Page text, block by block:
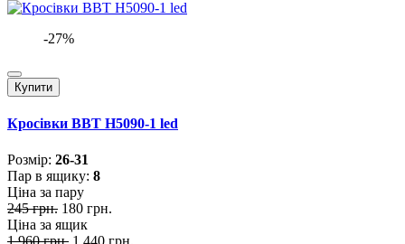
-27%
Купити
Кросівки BBT H5090-1 led
Розмiр: 26-31
Пар в ящику: 8
Ціна за пару
245 грн. 180 грн.
Ціна за ящик
1 960 грн. 1 440 грн.